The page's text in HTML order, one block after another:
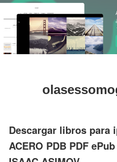
Descargar libros para
ACERO PDB PDF